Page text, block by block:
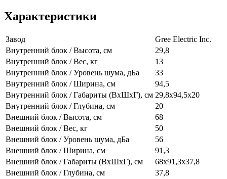
Характеристики
Завод
Gree Electric Inc.
Внутренний блок / Высота, см
29,8
Внутренний блок / Вес, кг
13
Внутренний блок / Уровень шума, дБа
33
Внутренний блок / Ширина, см
94,5
Внутренний блок / Габариты (ВхШхГ), см 29,8х94,5х20
Внутренний блок / Глубина, см
20
Внешний блок / Высота, см
68
Внешний блок / Вес, кг
50
Внешний блок / Уровень шума, дБа
56
Внешний блок / Ширина, см
91,3
Внешний блок / Габариты (ВхШхГ), см
68х91,3х37,8
Внешний блок / Глубина, см
37,8